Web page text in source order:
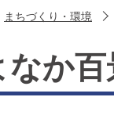
まちづくり・環境
なか